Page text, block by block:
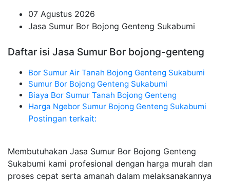
07 Agustus 2026
Jasa Sumur Bor Bojong Genteng Sukabumi
Daftar isi Jasa Sumur Bor bojong-genteng
Bor Sumur Air Tanah Bojong Genteng Sukabumi
Sumur Bor Bojong Genteng Sukabumi
Biaya Bor Sumur Tanah Bojong Genteng
Harga Ngebor Sumur Bojong Genteng Sukabumi
Postingan terkait:
Membutuhakan Jasa Sumur Bor Bojong Genteng
Sukabumi kami profesional dengan harga murah dan
proses cepat serta amanah dalam melaksanakannya